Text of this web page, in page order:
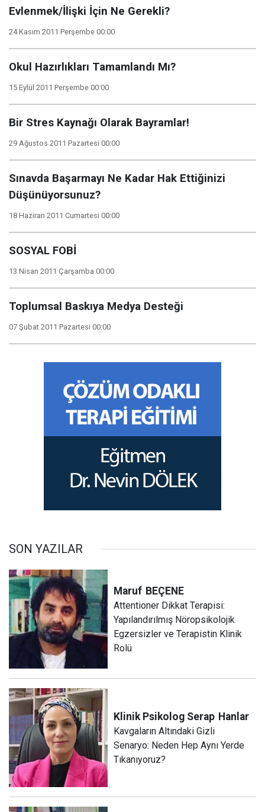
Evlenmek/İlişki İçin Ne Gerekli?
24 Kasım 2011 Perşembe 00:00
Okul Hazırlıkları Tamamlandı Mı?
15 Eylül 2011 Perşembe 00:00
Bir Stres Kaynağı Olarak Bayramlar!
29 Ağustos 2011 Pazartesi 00:00
Sınavda Başarmayı Ne Kadar Hak Ettiğinizi
Düşünüyorsunuz?
18 Haziran 2011 Cumartesi 00:00
SOSYAL FOBİ
13 Nisan 2011 Çarşamba 00:00
Toplumsal Baskıya Medya Desteği
07 Şubat 2011 Pazartesi 00:00
SON YAZILAR
Maruf BEÇENE
Attentioner Dikkat Terapisi:
Yapılandırılmış Nöropsikolojik
Egzersizler ve Terapistin Klinik
Rolü
Klinik Psikolog Serap Hanlar
Kavgaların Altındaki Gizli
Senaryo: Neden Hep Aynı Yerde
Tıkanıyoruz?